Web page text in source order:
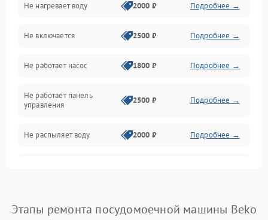
Датчики
Нагрев
Вода
Гигиена
Программное обеспечение
Не нагревает воду 2000 ₽ Подробнее →
Не включается 2500 ₽ Подробнее →
Не работает насос 1800 ₽ Подробнее →
Не работает панель
управления
2500 ₽ Подробнее →
Не распыляет воду 2000 ₽ Подробнее →
воды
1800 ₽ Подробнее →
Этапы ремонта посудомоечной машины Beko